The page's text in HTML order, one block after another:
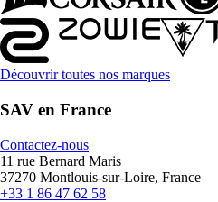
Découvrir toutes nos marques
SAV en France
Contactez-nous
11 rue Bernard Maris
37270 Montlouis-sur-Loire, France
+33 1 86 47 62 58